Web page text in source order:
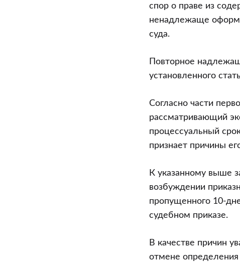
спор о праве из
ненадлежаще
суда.
Повторное
установленного
Согласно части
рассматривающий
процессуальный
признает причины
К указанному выше
возбуждении
пропущенного 10-
судебном приказе.
В качестве причин
отмене определения